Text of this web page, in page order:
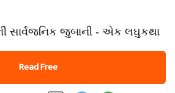
સાર્વજનિક જુબાની - એક લઘુકથા
Read Free